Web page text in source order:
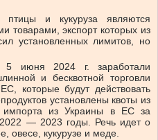
и кукуруза являются
товарами, экспорт которых из
установленных лимитов, но
июня 2024 г. заработали
и бесквотной торговли
которые будут действовать
установлены квоты из
импорта из Украины в ЕС за
— 2023 годы. Речь идет о
овесе, кукурузе и меде.